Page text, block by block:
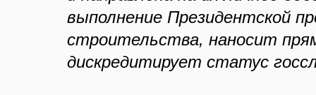
выполнение Президентской
строительства, наносит
дискредитирует статус